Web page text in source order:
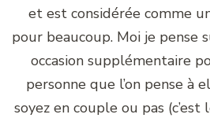
et est considérée comme
pour beaucoup. Moi je pense
occasion supplémentaire
personne que l’on pense à
soyez en couple ou pas